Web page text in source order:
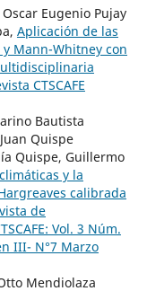
Eugenio Pujay
Aplicación de las
Mann-Whitney con
CTSCAFE
Bautista
Quispe
Quispe, Guillermo
y la
calibrada
de
Vol. 3 Núm.
III- N°7 Marzo
Mendiolaza